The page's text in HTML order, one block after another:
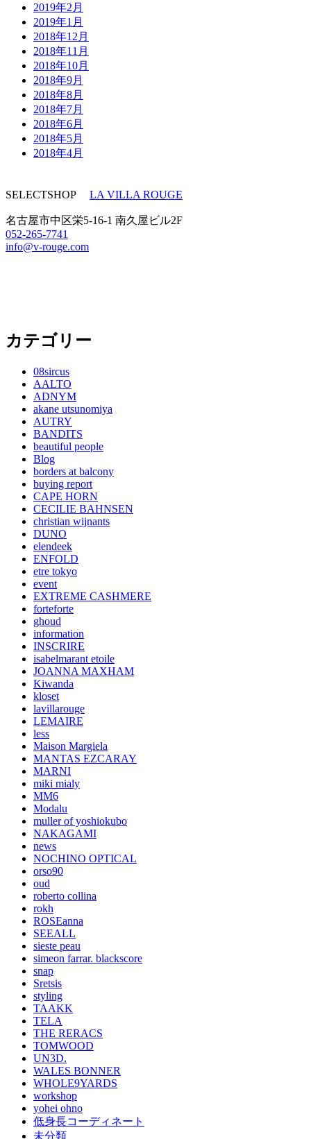
2019年2月
2019年1月
2018年12月
2018年11月
2018年10月
2018年9月
2018年8月
2018年7月
2018年6月
2018年5月
2018年4月
SELECTSHOP LA VILLA ROUGE
名古屋市中区栄5-16-1 南久屋ビル2F
052-265-7741
info@v-rouge.com
カテゴリー
08sircus
AALTO
ADNYM
akane utsunomiya
AUTRY
BANDITS
beautiful people
Blog
borders at balcony
buying report
CAPE HORN
CECILIE BAHNSEN
christian wijnants
DUNO
elendeek
ENFOLD
etre tokyo
event
EXTREME CASHMERE
forteforte
ghoud
information
INSCRIRE
isabelmarant etoile
JOANNA MAXHAM
Kiwanda
kloset
lavillarouge
LEMAIRE
less
Maison Margiela
MANTAS EZCARAY
MARNI
miki mialy
MM6
Modalu
muller of yoshiokubo
NAKAGAMI
news
NOCHINO OPTICAL
orso90
oud
roberto collina
rokh
ROSEanna
SEEALL
sieste peau
simeon farrar. blackscore
snap
Sretsis
styling
TAAKK
TELA
THE RERACS
TOMWOOD
UN3D.
WALES BONNER
WHOLE9YARDS
workshop
yohei ohno
低身長コーディネート
未分類